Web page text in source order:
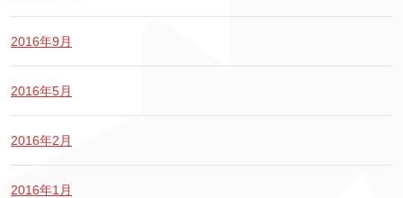
2016年9月
2016年5月
2016年2月
2016年1月